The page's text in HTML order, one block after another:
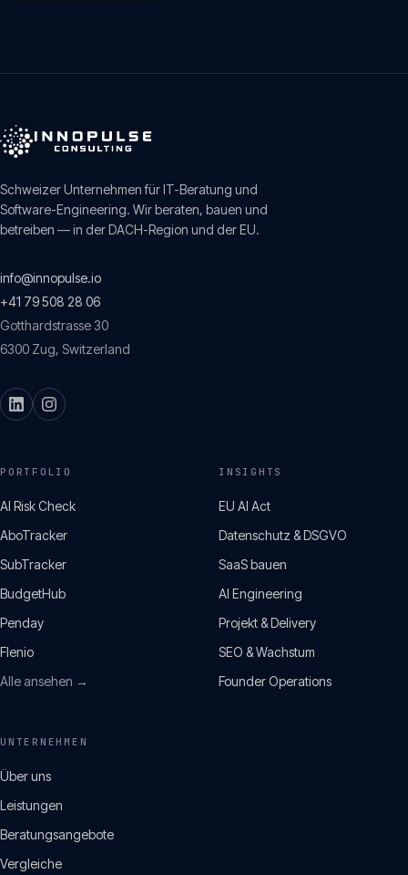
Schweizer Unternehmen für IT-Beratung und
Software-Engineering. Wir beraten, bauen und
betreiben — in der DACH-Region und der EU.
info@innopulse.io
+41 79 508 28 06
Gotthardstrasse 30
6300 Zug, Switzerland
PORTFOLIO
AI Risk Check
AboTracker
SubTracker
BudgetHub
Penday
Flenio
Alle ansehen →
INSIGHTS
EU AI Act
Datenschutz & DSGVO
SaaS bauen
AI Engineering
Projekt & Delivery
SEO & Wachstum
Founder Operations
UNTERNEHMEN
Über uns
Leistungen
Beratungsangebote
Vergleiche